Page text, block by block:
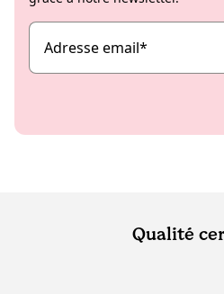
Adresse email*
Qualité